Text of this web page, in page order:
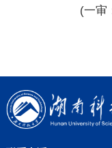
(一审